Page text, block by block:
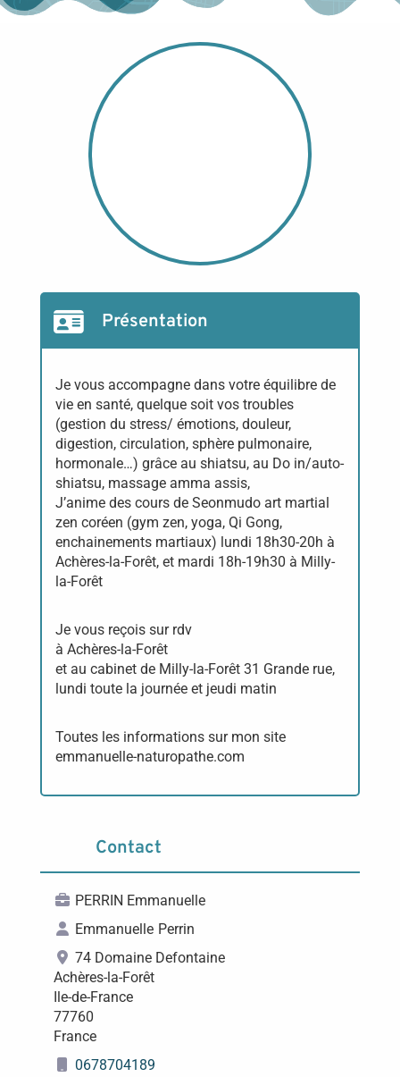
Présentation
Je vous accompagne dans votre équilibre de
vie en santé, quelque soit vos troubles
(gestion du stress/ émotions, douleur,
digestion, circulation, sphère pulmonaire,
hormonale…) grâce au shiatsu, au Do in/auto-
shiatsu, massage amma assis,
J’anime des cours de Seonmudo art martial
zen coréen (gym zen, yoga, Qi Gong,
enchainements martiaux) lundi 18h30-20h à
Achères-la-Forêt, et mardi 18h-19h30 à Milly-
la-Forêt
Je vous reçois sur rdv
à Achères-la-Forêt
et au cabinet de Milly-la-Forêt 31 Grande rue,
lundi toute la journée et jeudi matin
Toutes les informations sur mon site
emmanuelle-naturopathe.com
Contact
PERRIN Emmanuelle
Emmanuelle Perrin
74 Domaine Defontaine
Achères-la-Forêt
Ile-de-France
77760
France
0678704189